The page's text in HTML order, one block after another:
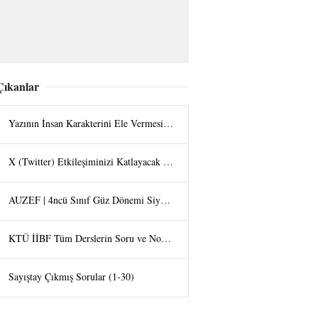
Yazının İnsan Karakterini Ele Vermesi - Halit UZAN
X (Twitter) Etkileşiminizi Katlayacak Görsel Hilesi: "Tap the Post" Trendi
AUZEF | 4ncü Sınıf Güz Dönemi Siyaset Felsefesi Final Bölüm Soruları
KTÜ İİBF Tüm Derslerin Soru ve Not Arşivi
Sayıştay Çıkmış Sorular (1-30)